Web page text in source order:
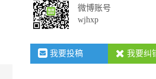
微博账号
wjhxp
我要投稿 我要纠